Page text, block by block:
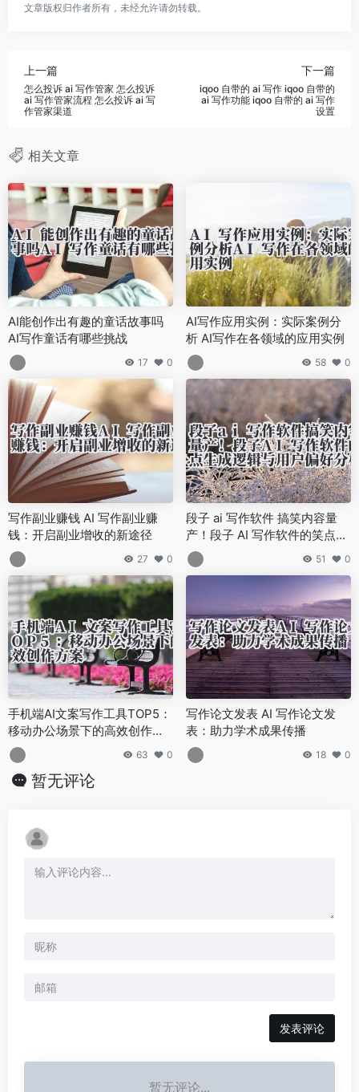
文章版权归作者所有，未经允许请勿转载。
上一篇
怎么投诉 ai 写作管家 怎么投诉
ai 写作管家流程 怎么投诉 ai 写
作管家渠道
下一篇
iqoo 自带的 ai 写作 iqoo 自带的
ai 写作功能 iqoo 自带的 ai 写作
设置
相关文章
AI能创作出有趣的童话故事吗
AI写作童话有哪些挑战
17 0
AI写作应用实例：实际案例分
析 AI写作在各领域的应用实例
58 0
写作副业赚钱 AI 写作副业赚
钱：开启副业增收的新途径
27 0
段子 ai 写作软件 搞笑内容量
产！段子 AI 写作软件的笑点生
成逻辑与用户偏好分析
51 0
手机端AI文案写作工具TOP5：
移动办公场景下的高效创作方
案
63 0
写作论文发表 AI 写作论文发
表：助力学术成果传播
18 0
暂无评论
发表评论
暂无评论...